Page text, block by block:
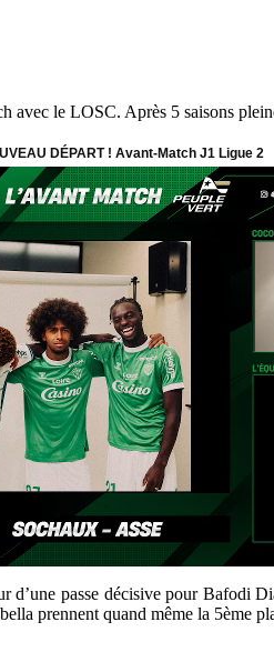
le LOSC. Après 5 saisons
passe décisive pour Bafodi
prennent quand même la 5ème